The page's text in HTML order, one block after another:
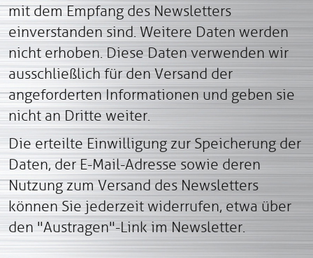
mit dem Empfang des Newsletters
einverstanden sind. Weitere Daten werden
nicht erhoben. Diese Daten verwenden wir
ausschließlich für den Versand der
angeforderten Informationen und geben sie
nicht an Dritte weiter.
Die erteilte Einwilligung zur Speicherung der
Daten, der E-Mail-Adresse sowie deren
Nutzung zum Versand des Newsletters
können Sie jederzeit widerrufen, etwa über
den "Austragen"-Link im Newsletter.